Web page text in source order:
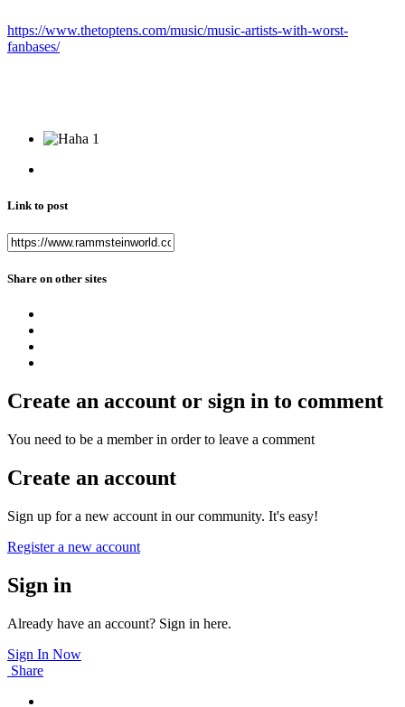
https://www.thetoptens.com/music/music-artists-with-worst-
fanbases/
1
Link to post
Share on other sites
Create an account or sign in to comment
You need to be a member in order to leave a comment
Create an account
Sign up for a new account in our community. It's easy!
Register a new account
Sign in
Already have an account? Sign in here.
Sign In Now
Share